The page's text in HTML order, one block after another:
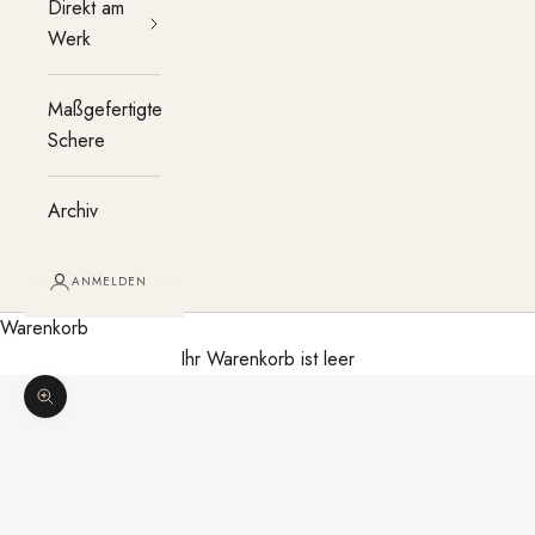
Direkt am
Werk
Maßgefertigte
Schere
Archiv
ANMELDEN
Warenkorb
Ihr Warenkorb ist leer
Bild vergrößern